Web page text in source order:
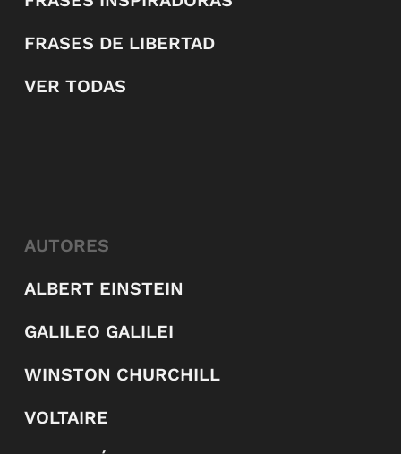
FRASES DE LIBERTAD
VER TODAS
AUTORES
ALBERT EINSTEIN
GALILEO GALILEI
WINSTON CHURCHILL
VOLTAIRE